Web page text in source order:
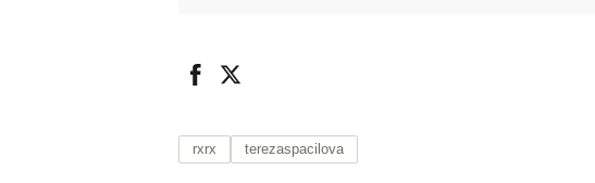
rxrx terezaspacilova